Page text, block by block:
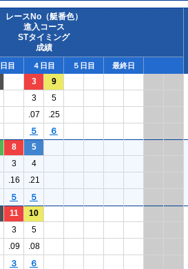
レースNo（艇番色）
進入コース
STタイミング
成績
目 ４日目 ５日目 最終日
3 9
3
5
.07
.25
５ ６
8
5
3
4
.16
.21
５ ５
11 10
3
5
.09
.08
３ ６